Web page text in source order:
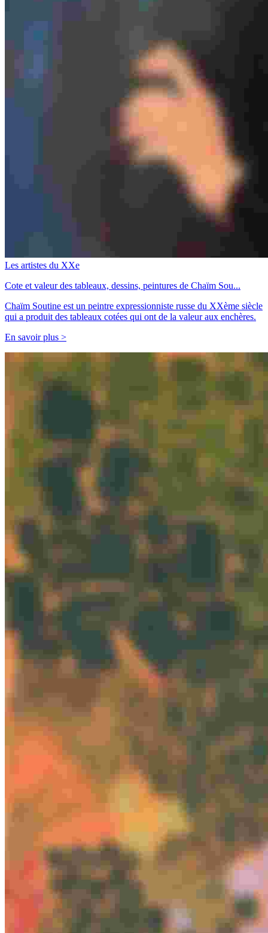
Les artistes du XXe
Cote et valeur des tableaux, dessins, peintures de Chaïm Sou...
Chaïm Soutine est un peintre expressionniste russe du XXème siècle
qui a produit des tableaux cotées qui ont de la valeur aux enchères.
En savoir plus >